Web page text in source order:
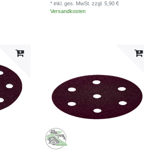
* inkl. ges. MwSt. zzgl. 5,90 €
Versandkosten